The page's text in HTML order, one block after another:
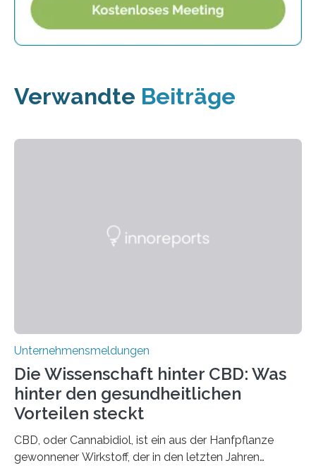
Verwandte Beiträge
Unternehmensmeldungen
Die Wissenschaft hinter CBD: Was
hinter den gesundheitlichen
Vorteilen steckt
CBD, oder Cannabidiol, ist ein aus der Hanfpflanze
gewonnener Wirkstoff, der in den letzten Jahren